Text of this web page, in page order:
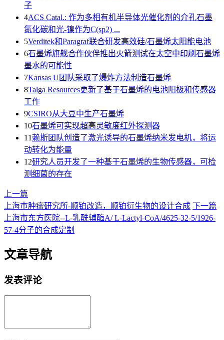
子
4ACS Catal.: 作为多相有机半导体光催化剂的介孔石墨
氮化碳和光-镍作为C(sp2) ...
5Verditek和Paragraf联合研发高效硅/石墨烯太阳能电池
6石墨烯旗舰合作伙伴推出火箭测试在太空中印刷石墨烯
墨水的可能性
7Kansas U团队采取了爆炸方法制造石墨烯
8Talga Resources更新了基于石墨烯的电池阳极和传感器
工作
9CSIRO从大豆中生产石墨烯
10石墨烯可实现超高灵敏度红外探测器
11赖斯团队创造了激光诱导的石墨烯纳米发电机，将运
动转化为能量
12研究人员开发了一种基于石墨烯的生物传感器，可检
测细菌的存在
上一篇
上海巿肿瘤研究所-顺铂改造，顺铂衍生物的设计合成 下一篇
上海市东方医院--L-乳酰辅酶A/ L-Lactyl-CoA/4625-32-5/1926-
57-4分子的合成定制
文章导航
发表评论